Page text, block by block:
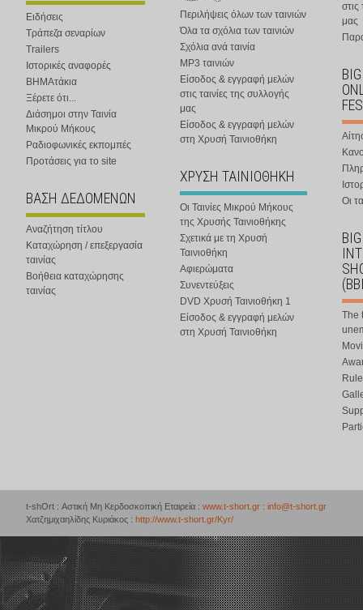
Ειδήσεις
Τράπεζα σεναρίων
Trailers
Ιστορικές αναφορές
ΒΗΜΑτάκια
Ξέρετε ότι...
Διάσημοι στην Ταινία
Μικρού Μήκους
Ραδιοφωνικές εκπομπές
Προτάσεις για το site
ΒΑΣΗ ΔΕΔΟΜΕΝΩΝ
Αναζήτηση τίτλου
Καταχώρηση / επεξεργασία
ταινίας
Βοήθεια καταχώρησης
ταινίας
Περιλήψεις όλων των ταινιών
Όλα τα σχόλια των ταινιών
Σχόλια ανά ταινία
MP3 ταινιών
Είσοδος & εγγραφή μελών
στις ταινίες της συλλογής
μας
Είσοδος & εγγραφή μελών
στη Χρυσή Ταινιοθήκη
ΧΡΥΣΗ ΤΑΙΝΙΟΘΗΚΗ
Οι Ταινίες Μικρού Μήκους
της Χρυσής Ταινιοθήκης
Σχετικά με τη Χρυσή
Ταινιοθήκη
Αφιερώματα
Συνεντεύξεις
DVD Χρυσή Ταινιοθήκη 1
Είσοδος & εγγραφή μελών
στη Χρυσή Ταινιοθήκη
στις
μας
Οι
The
t-shOrt : Αστική Μη Κερδοσκοπική Εταιρεία : www.t-short.gr : info@t-short.gr
Χατζημιχαηλίδης Κυριάκος : http://www.t-short.gr/Kyr/